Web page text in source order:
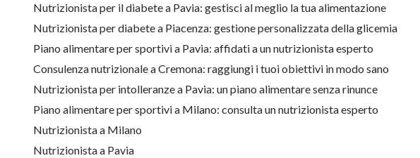
Nutrizionista per il diabete a Pavia: gestisci al meglio la tua alimentazione
Nutrizionista per diabete a Piacenza: gestione personalizzata della glicemia
Piano alimentare per sportivi a Pavia: affidati a un nutrizionista esperto
Consulenza nutrizionale a Cremona: raggiungi i tuoi obiettivi in modo sano
Nutrizionista per intolleranze a Pavia: un piano alimentare senza rinunce
Piano alimentare per sportivi a Milano: consulta un nutrizionista esperto
Nutrizionista a Milano
Nutrizionista a Pavia